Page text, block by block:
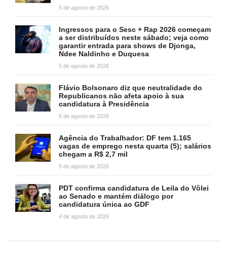
5 de agosto de 2026
Ingressos para o Sesc + Rap 2026 começam
a ser distribuídos neste sábado; veja como
garantir entrada para shows de Djonga,
Ndee Naldinho e Duquesa
5 de agosto de 2026
Flávio Bolsonaro diz que neutralidade do
Republicanos não afeta apoio à sua
candidatura à Presidência
5 de agosto de 2026
Agência do Trabalhador: DF tem 1.165
vagas de emprego nesta quarta (5); salários
chegam a R$ 2,7 mil
5 de agosto de 2026
PDT confirma candidatura de Leila do Vôlei
ao Senado e mantém diálogo por
candidatura única ao GDF
4 de agosto de 2026